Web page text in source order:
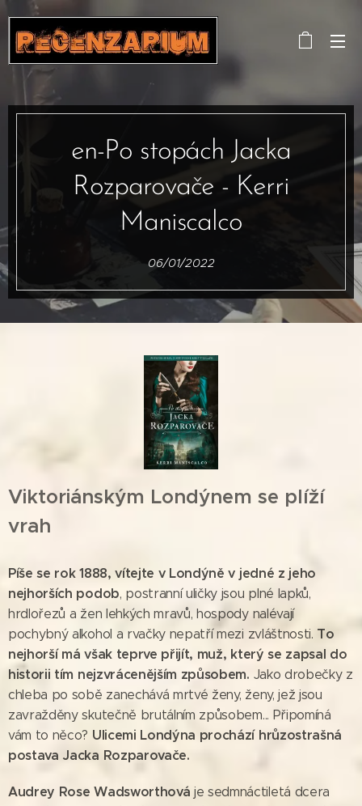
en-Po stopách Jacka
Rozparovače - Kerri
Maniscalco
06/01/2022
Viktoriánským Londýnem se plíží
vrah
Píše se rok 1888, vítejte v Londýně v jedné z jeho
nejhorších podob, postranní uličky jsou plné lapků,
hrdlořezů a žen lehkých mravů, hospody nalévají
pochybný alkohol a rvačky nepatří mezi zvláštnosti. To
nejhorší má však teprve přijít, muž, který se zapsal do
historii tím nejzvrácenějším způsobem. Jako drobečky z
chleba po sobě zanechává mrtvé ženy, ženy, jež jsou
zavražděny skutečně brutálním způsobem... Připomíná
vám to něco? Ulicemi Londýna prochází hrůzostrašná
postava Jacka Rozparovače.
Audrey Rose Wadsworthová je sedmnáctiletá dcera